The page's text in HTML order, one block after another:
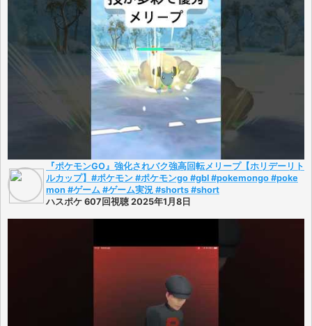
『ポケモンGO』強化されバク強高回転メリープ【ホリデーリト
ルカップ】#ポケモン #ポケモンgo #gbl #pokemongo #poke
mon #ゲーム #ゲーム実況 #shorts #short
ハスポケ 607回視聴 2025年1月8日